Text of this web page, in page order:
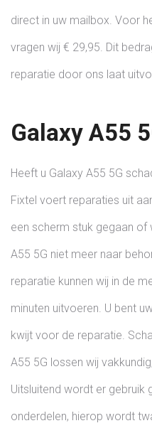
direct in uw mailbox. Voor
vragen wij € 29,95. Dit
reparatie door ons laat
Galaxy A55
Heeft u Galaxy A55 5G
Fixtel voert reparaties uit
een scherm stuk gegaan of
A55 5G niet meer naar
reparatie kunnen wij in de
minuten uitvoeren. U bent
kwijt voor de reparatie.
A55 5G lossen wij
Uitsluitend wordt er gebruik
onderdelen, hierop wordt